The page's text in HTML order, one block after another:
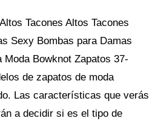
Tacones Altos Tacones
Sexy Bombas para Damas
Moda Bowknot Zapatos 37-
de zapatos de moda
Las características que verás
a decidir si es el tipo de